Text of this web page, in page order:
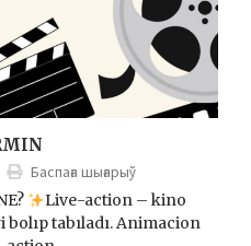
Баспаға шығарыў
Live-action – kino
tabıladı. Animacion